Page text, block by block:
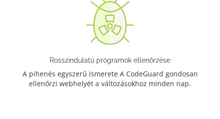
Rosszindulatú programok ellenőrzése
A pihenés egyszerű ismerete A CodeGuard gondosan
ellenőrzi webhelyét a változásokhoz minden nap.